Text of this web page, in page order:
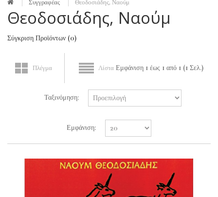
Συγγραφέας Θεοδοσιάδης, Ναούμ
Θεοδοσιάδης, Ναούμ
Σύγκριση Προϊόντων (0)
Πλέγμα Λίστα Εμφάνιση 1 έως 1 από 1 (1 Σελ.)
Ταξινόμηση:
Εμφάνιση: